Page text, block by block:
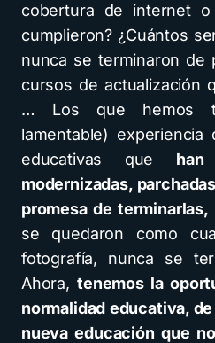
cobertura de internet
cumplieron? ¿Cuántos
nunca se terminaron de
cursos de actualización
… Los que hemos
lamentable)
educativas que han
modernizadas,
promesa de terminarlas,
se quedaron como
fotografía, nunca se
Ahora,tenemos la
normalidad educativa,
nueva educación que